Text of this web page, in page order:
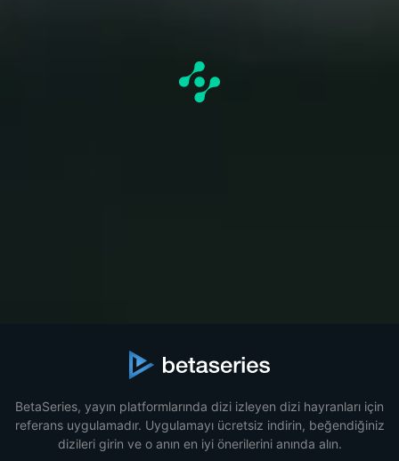
BetaSeries, yayın platformlarında dizi izleyen dizi hayranları için
referans uygulamadır. Uygulamayı ücretsiz indirin, beğendiğiniz
dizileri girin ve o anın en iyi önerilerini anında alın.